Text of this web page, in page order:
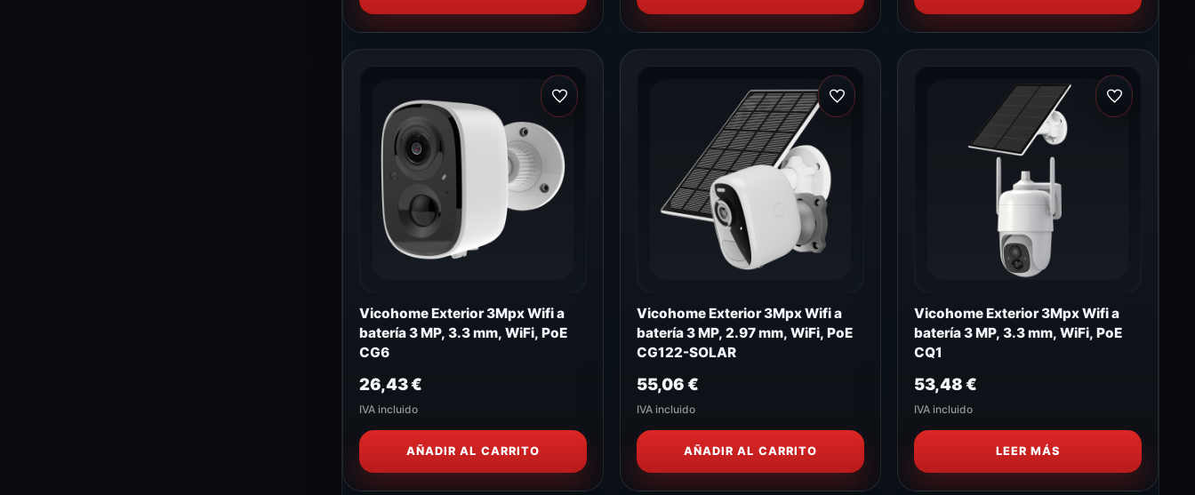
Vicohome Exterior 3Mpx Wifi a
batería 3 MP, 3.3 mm, WiFi, PoE
CG6
26,43€
IVA incluido
AÑADIR AL CARRITO
Vicohome Exterior 3Mpx Wifi a
batería 3 MP, 2.97 mm, WiFi, PoE
CG122-SOLAR
55,06€
IVA incluido
AÑADIR AL CARRITO
Vicohome Exterior 3Mpx Wifi a
batería 3 MP, 3.3 mm, WiFi, PoE
CQ1
53,48€
IVA incluido
LEER MÁS